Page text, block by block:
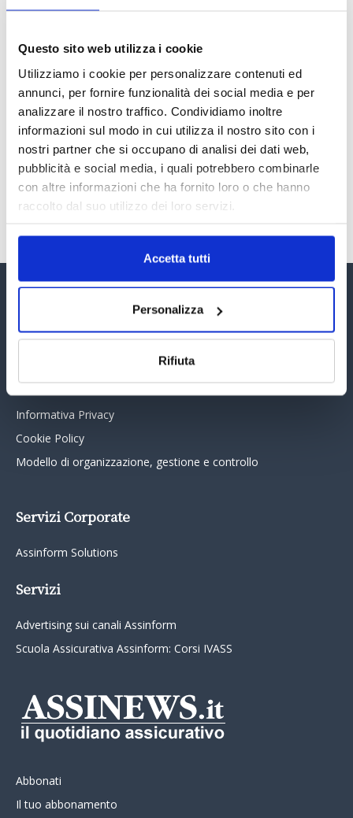
Questo sito web utilizza i cookie
Utilizziamo i cookie per personalizzare contenuti ed
annunci, per fornire funzionalità dei social media e per
analizzare il nostro traffico. Condividiamo inoltre
informazioni sul modo in cui utilizza il nostro sito con i
nostri partner che si occupano di analisi dei dati web,
pubblicità e social media, i quali potrebbero combinarle
con altre informazioni che ha fornito loro o che hanno
raccolto dal suo utilizzo dei loro servizi.
Accetta tutti
Personalizza
Rifiuta
Il “Modulo CAI” diventa digitale
30 Giugno 2026
TUTTI GLI ARTICOLI DEL MESE
Assinform Editore
Chi siamo
Informativa Privacy
Cookie Policy
Modello di organizzazione, gestione e controllo
Servizi Corporate
Assinform Solutions
Servizi
Advertising sui canali Assinform
Scuola Assicurativa Assinform: Corsi IVASS
Abbonati
Il tuo abbonamento